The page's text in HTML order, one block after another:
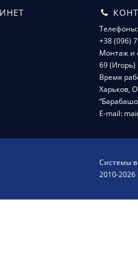
Телефоны:
+38 (096)
Монтаж и
69 (Игорь)
Время
Харьков,
E-mail:
Системы
2010-2026